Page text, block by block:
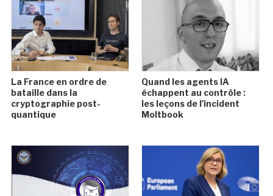
La France en ordre de
bataille dans la
cryptographie post-
quantique
Quand les agents IA
échappent au contrôle :
les leçons de l'incident
Moltbook